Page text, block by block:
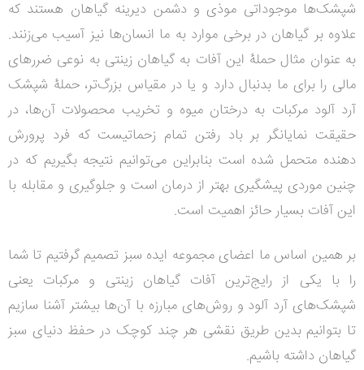
شپشک‌ها موجوداتی موذی و دشمن دیرینه گیاهان هستند که
علاوه بر گیاهان در برخی موارد به ما انسان‌ها نیز آسیب‌ می‌زنند.
به عنوان مثال حملۀ این آفات به گیاهان زینتی به نوعی ضررهای
مالی را برای ما بدنبال دارد و یا در مقیاس بزرگ‌تر، حملۀ شپشک
آرد آلود مرکبات به درختان میوه و تخریب محصولات آن‌ها، در
حقیقت نمایانگر بر باد رفتن تمام زحماتیست که فرد پرورش
دهنده متحمل شده است بنابراین می‌توانیم نتیجه بگیریم که در
چنین موردی پیشگیری بهتر از درمان است و جلوگیری و مقابله با
این آفات بسیار حائز اهمیت است.
بر همین اساس ما اعضای مجموعه ایده سبز تصمیم گرفتیم تا شما
را با یکی از رایج‌ترین آفات گیاهان زینتی و مرکبات یعنی
شپشک‌های آرد آلود و روش‌های مبارزه با آن‌ها بیشتر آشنا سازیم
تا بتوانیم بدین طریق نقشی هر چند کوچک در حفظ دنیای سبز
گیاهان داشته باشیم.